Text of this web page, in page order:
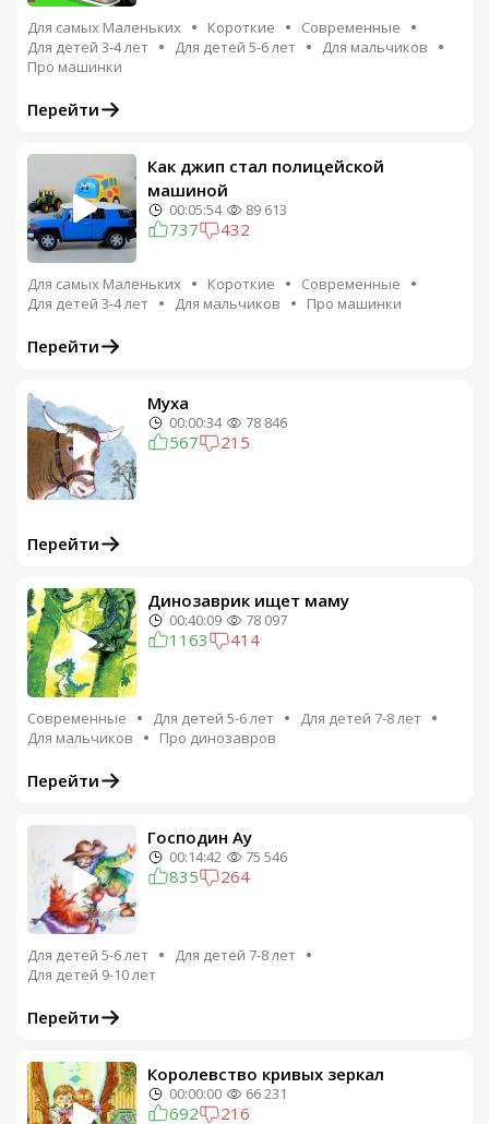
Для самых Маленьких Короткие
Современные
Для детей 3-4 лет
Для детей 5-6 лет
Для мальчиков
Про машинки
Перейти
Как джип стал полицейской
машиной
00:05:54 89 613
737 432
Для самых Маленьких Короткие
Современные
Для детей 3-4 лет
Для мальчиков Про машинки
Перейти
Муха
00:00:34 78 846
567 215
Перейти
Динозаврик ищет маму
00:40:09 78 097
1163 414
Современные Для детей 5-6 лет
Для детей 7-8 лет
Для мальчиков
Про динозавров
Перейти
Господин Ау
00:14:42 75 546
835 264
Для детей 5-6 лет
Для детей 7-8 лет
Для детей 9-10 лет
Перейти
Королевство кривых зеркал
00:00:00 66 231
692 216